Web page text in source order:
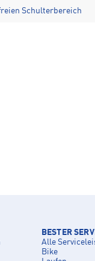
Schulterbereich
BESTER
Alle
Bike